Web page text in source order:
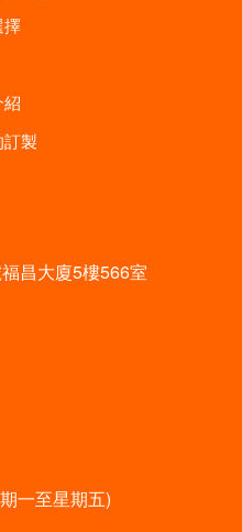
擇
製
昌大廈5樓566室
一至星期五)